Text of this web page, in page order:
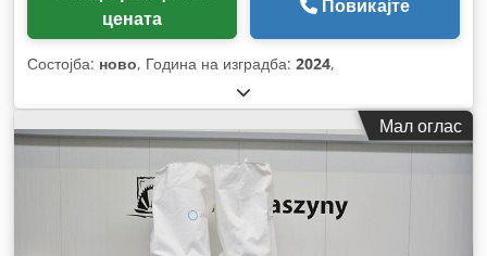
цената
Повикајте
Состојба: ново, Година на изградба: 2024,
Мал оглас